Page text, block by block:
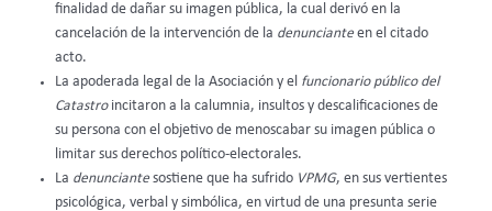
finalidad de dañar su imagen pública, la cual derivó en la
cancelación de la intervención de la denuncianteen el citado
acto.
La apoderada legal de la Asociación y el funcionario público del
Catastro incitaron a la calumnia, insultos y descalificaciones de
su persona con el objetivo de menoscabar su imagen pública o
limitar sus derechos político-electorales.
La denunciantesostiene que ha sufrido VPMG, en sus vertientes
psicológica, verbal y simbólica, en virtud de una presunta serie